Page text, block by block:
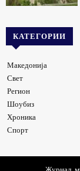
КАТЕГОРИИ
Македонија
Свет
Регион
Шоубиз
Хроника
Спорт
Журнал